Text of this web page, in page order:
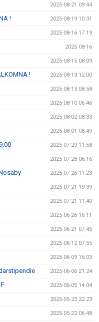
2025-08-21 09:44
! 2025-08-19 10:31
2025-08-16 17:19
2025-08-16
2025-08-15 08:09
! 2025-08-13 12:00
2025-08-13 08:58
2025-08-10 06:46
2025-08-02 08:33
2025-08-01 08:49
2025-07-29 11:58
2025-07-28 06:16
2025-07-26 11:23
2025-07-21 19:39
2025-07-21 11:40
2025-06-26 16:11
2025-06-21 07:45
2025-06-12 07:55
2025-06-09 16:03
2025-06-06 21:24
2025-06-05 14:04
2025-05-23 22:23
2025-05-22 06:48